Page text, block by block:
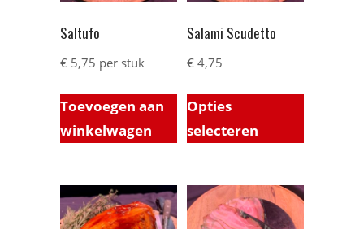
Saltufo
€ 5,75 per stuk
Toevoegen aan
winkelwagen
Salami Scudetto
€ 4,75
Opties
selecteren